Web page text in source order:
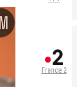
France 2